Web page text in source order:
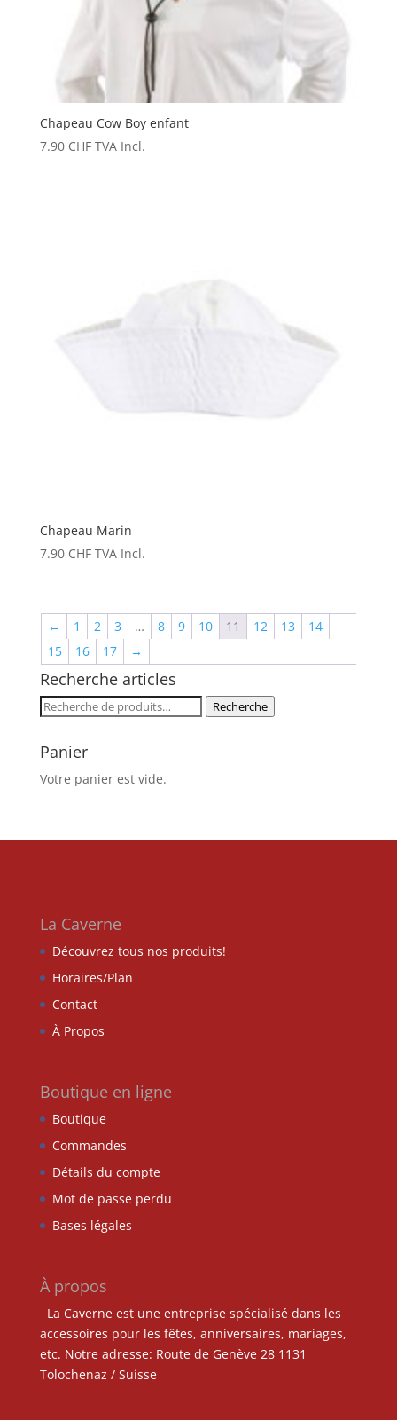
Chapeau Cow Boy enfant
7.90 CHF TVA Incl.
Chapeau Marin
7.90 CHF TVA Incl.
← 1 2 3 … 8 9 10 11 12 13
14
15
16 17 →
Recherche articles
Recherche
Recherche
Panier
Votre panier est vide.
La Caverne
Découvrez tous nos produits!
Horaires/Plan
Contact
À Propos
Boutique en ligne
Boutique
Commandes
Détails du compte
Mot de passe perdu
Bases légales
À propos
La Caverne est une entreprise spécialisé dans les
accessoires pour les fêtes, anniversaires, mariages,
etc. Notre adresse: Route de Genève 28 1131
Tolochenaz / Suisse